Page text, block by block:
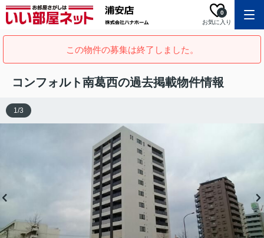
お気に入り
0
この物件の募集は終了しました。
コンフォルト南葛西の過去掲載物件情報
1/3